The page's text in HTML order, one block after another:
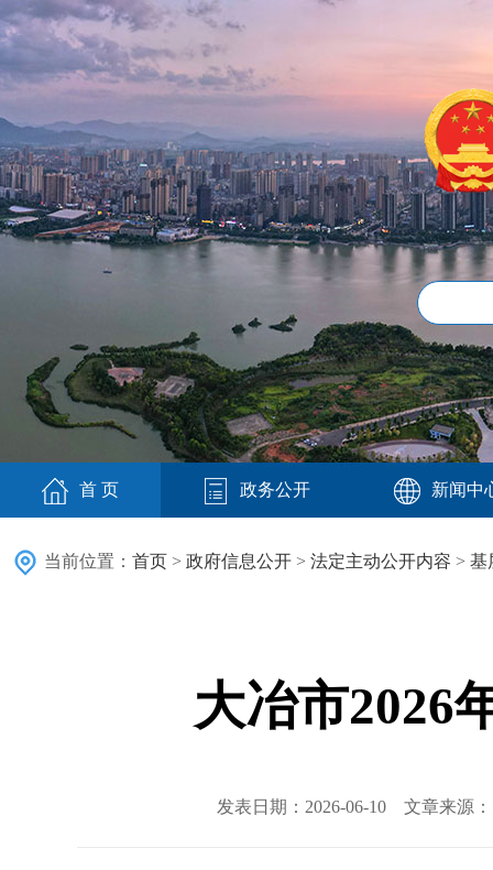
首 页 政务公开 新闻中
当前位置： 首页 > 政府信息公开 > 法定主动公开内容 > 基
大冶市2026
发表日期：2026-06-10 文章来源